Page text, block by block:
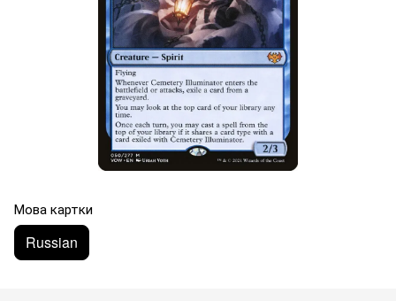
Мова картки
Russian